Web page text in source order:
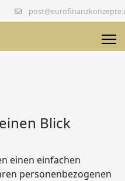
Blick
einen einfachen
personenbezogenen